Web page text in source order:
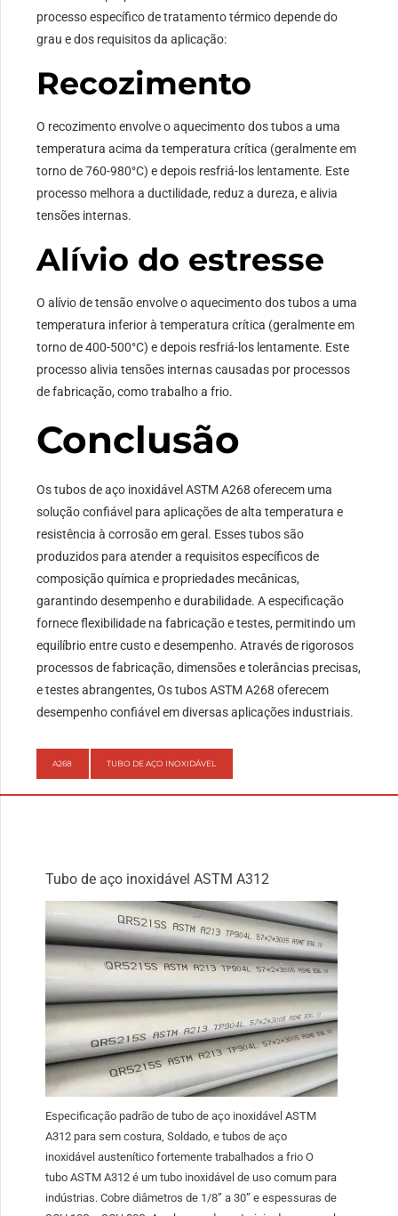
processo específico de tratamento térmico depende do
grau e dos requisitos da aplicação:
Recozimento
O recozimento envolve o aquecimento dos tubos a uma
temperatura acima da temperatura crítica (geralmente em
torno de 760-980°C) e depois resfriá-los lentamente. Este
processo melhora a ductilidade, reduz a dureza, e alivia
tensões internas.
Alívio do estresse
O alívio de tensão envolve o aquecimento dos tubos a uma
temperatura inferior à temperatura crítica (geralmente em
torno de 400-500°C) e depois resfriá-los lentamente. Este
processo alivia tensões internas causadas por processos
de fabricação, como trabalho a frio.
Conclusão
Os tubos de aço inoxidável ASTM A268 oferecem uma
solução confiável para aplicações de alta temperatura e
resistência à corrosão em geral. Esses tubos são
produzidos para atender a requisitos específicos de
composição química e propriedades mecânicas,
garantindo desempenho e durabilidade. A especificação
fornece flexibilidade na fabricação e testes, permitindo um
equilíbrio entre custo e desempenho. Através de rigorosos
processos de fabricação, dimensões e tolerâncias precisas,
e testes abrangentes, Os tubos ASTM A268 oferecem
desempenho confiável em diversas aplicações industriais.
A268 TUBO DE AÇO INOXIDÁVEL
Tubo de aço inoxidável ASTM A312
Especificação padrão de tubo de aço inoxidável ASTM
A312 para sem costura, Soldado, e tubos de aço
inoxidável austenítico fortemente trabalhados a frio O
tubo ASTM A312 é um tubo inoxidável de uso comum para
indústrias. Cobre diâmetros de 1/8” a 30” e espessuras de